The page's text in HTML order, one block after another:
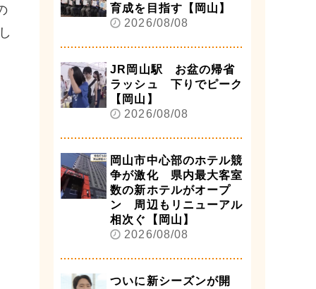
育成を目指す【岡山】
2026/08/08
JR岡山駅 お盆の帰省
ラッシュ 下りでピーク
【岡山】
2026/08/08
岡山市中心部のホテル競
争が激化 県内最大客室
数の新ホテルがオープ
ン 周辺もリニューアル
相次ぐ【岡山】
2026/08/08
ついに新シーズンが開